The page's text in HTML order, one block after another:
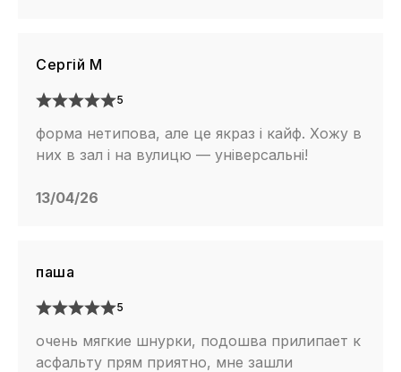
Сергій М
5
форма нетипова, але це якраз і кайф. Хожу в
них в зал і на вулицю — універсальні!
13/04/26
паша
5
очень мягкие шнурки, подошва прилипает к
асфальту прям приятно, мне зашли